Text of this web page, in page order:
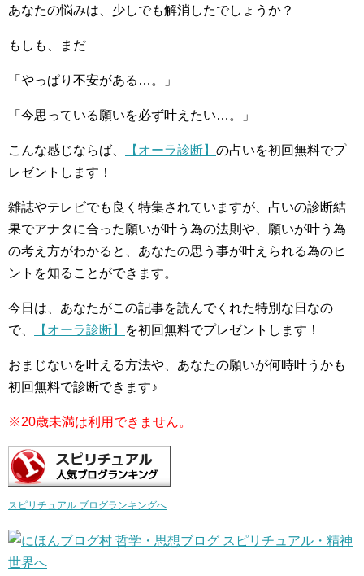
あなたの悩みは、少しでも解消したでしょうか？
もしも、まだ
「やっぱり不安がある…。」
「今思っている願いを必ず叶えたい…。」
こんな感じならば、 【オーラ診断】 の占いを初回無料でプ
レゼントします！
雑誌やテレビでも良く特集されていますが、占いの診断結
果でアナタに合った願いが叶う為の法則や、願いが叶う為
の考え方がわかると、あなたの思う事が叶えられる為のヒ
ントを知ることができます。
今日は、あなたがこの記事を読んでくれた特別な日なの
で、
【オーラ診断】 を初回無料でプレゼントします！
おまじないを叶える方法や、あなたの願いが何時叶うかも
初回無料で診断できます♪
※20歳未満は利用できません。
スピリチュアル ブログランキングへ